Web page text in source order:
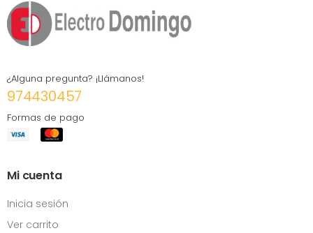
¿Alguna pregunta? ¡Llámanos!
974430457
Formas de pago
Mi cuenta
Inicia sesión
Ver carrito